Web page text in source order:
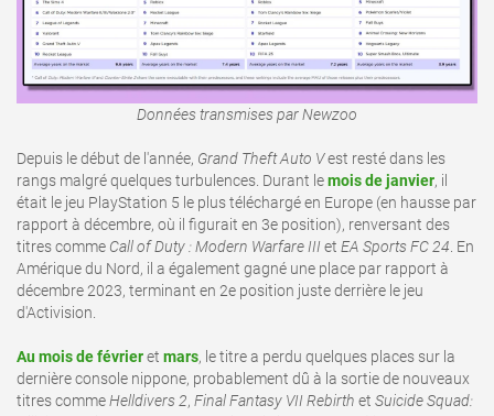
Données transmises par Newzoo
Depuis le début de l'année, Grand Theft Auto Vest resté dans les
rangs malgré quelques turbulences. Durant lemois de janvier, il
était le jeu PlayStation 5 le plus téléchargé en Europe (en hausse par
rapport à décembre, où il figurait en 3e position), renversant des
titres comme Call of Duty : Modern Warfare III et EA Sports FC 24. En
Amérique du Nord, il a également gagné une place par rapport à
décembre 2023, terminant en 2e position juste derrière le jeu
d'Activision.
Au mois de févrieret mars, le titre a perdu quelques places sur la
dernière console nippone, probablement dû à la sortie de nouveaux
titres commeHelldivers 2, Final Fantasy VII Rebirth et Suicide Squad: